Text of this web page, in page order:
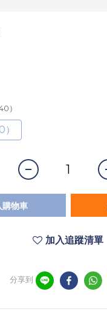
）
購物車
加入追蹤清單
分享到